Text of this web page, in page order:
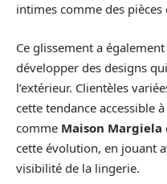
intimes comme des pièces
Ce glissement a
développer des designs
l’extérieur. Clientèles
cette tendance accessible
comme Maison Margiela
cette évolution, en jouant
visibilité de la lingerie.